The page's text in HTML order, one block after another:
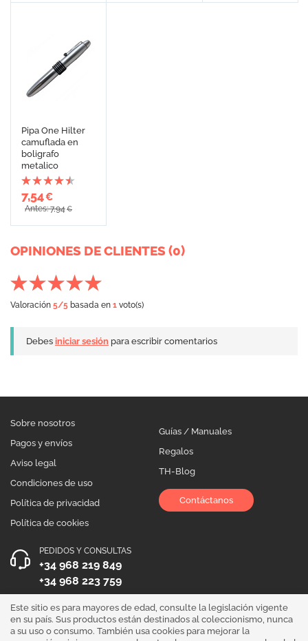
Pipa One Hilter
camuflada en
boligrafo
metalico
7,54€
Antes: 7,94€
OPINIONES DE CLIENTES (0)
Valoración 5/5 basada en 1 voto(s)
Debes iniciar sesión para escribir comentarios
Sobre nosotros
Pagos y envíos
Aviso legal
Condiciones de uso
Política de privacidad
Política de cookies
Guías / Manuales
Regalos
TH-Blog
Contáctanos
PEDIDOS Y CONSULTAS
+34 968 219 849
+34 968 223 759
HORARIO DE ATENCIÓN
Lunes a Viernes 10:00 - 19:00
Este sitio es para mayores de edad, consulte la legislación vigente
en su país. Sus productos están destinados al coleccionismo, nunca
a su uso o consumo. También usa cookies para mejorar la